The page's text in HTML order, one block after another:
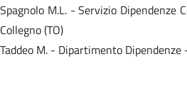
Spagnolo M.L. - Servizio Dipendenze
Collegno (TO)
Taddeo M. - Dipartimento